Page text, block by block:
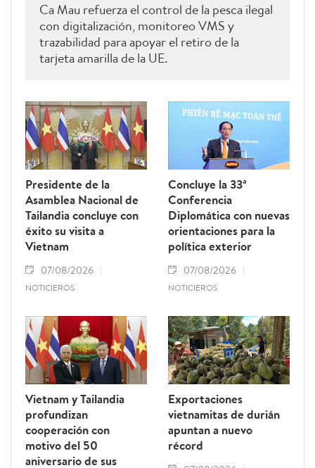
Ca Mau refuerza el control de la pesca ilegal
con digitalización, monitoreo VMS y
trazabilidad para apoyar el retiro de la
tarjeta amarilla de la UE.
Presidente de la
Asamblea Nacional de
Tailandia concluye con
éxito su visita a
Vietnam
07/08/2026
NOTICIEROS
Concluye la 33ª
Conferencia
Diplomática con nuevas
orientaciones para la
política exterior
07/08/2026
NOTICIEROS
Vietnam y Tailandia
profundizan
cooperación con
motivo del 50
aniversario de sus
Exportaciones
vietnamitas de durián
apuntan a nuevo
récord